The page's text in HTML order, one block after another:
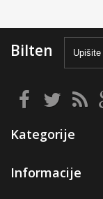
Bilten
Kategorije
Informacije